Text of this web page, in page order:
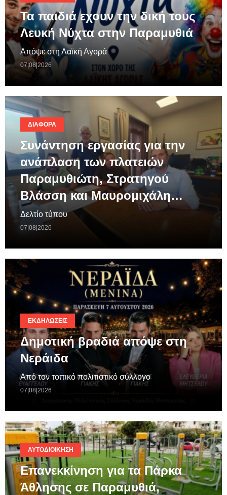
Τα παιδιά εχουν την δική τους
Λευκή Νύχτα στην Παραμυθιά
Απόψε στη Λαϊκή Αγορά
07|08|2026
ΔΙΆΦΟΡΑ
Συνάντηση εργασίας για την
ανάπλαση των πλατειών
Παραμυθιώτη, Στρατηγού
Βλάσση και Μαυρομιχάλη…
Δελτίο τύπου
07|08|2026
ΕΚΔΗΛΏΣΕΙΣ
Δημοτική βραδιά απόψε στη
Νεράιδα
Από τον τοπικό πολιτιστικό σύλλογο
07|08|2026
ΑΥΤΟΔΙΟΊΚΗΣΗ
Επανεκκίνηση για τα Πάρκα
Άθλησης σε Παραμυθιά,